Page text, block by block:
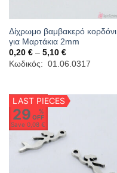
Δίχρωμο βαμβακερό κορδόνι
για Μαρτάκια 2mm
0,20 € – 5,10 €Price
range:
0,20 €
Κωδικός: 01.06.0317
LAST PIECES
29
%
OFF
Save0,08 €